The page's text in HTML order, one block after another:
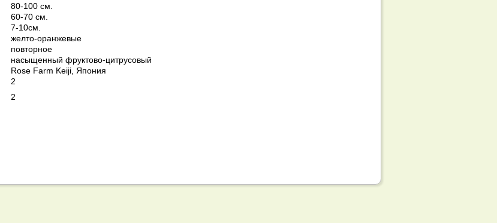
80-100 см.
60-70 см.
7-10см.
желто-оранжевые
повторное
насыщенный фруктово-цитрусовый
Rose Farm Keiji, Япония
2
2